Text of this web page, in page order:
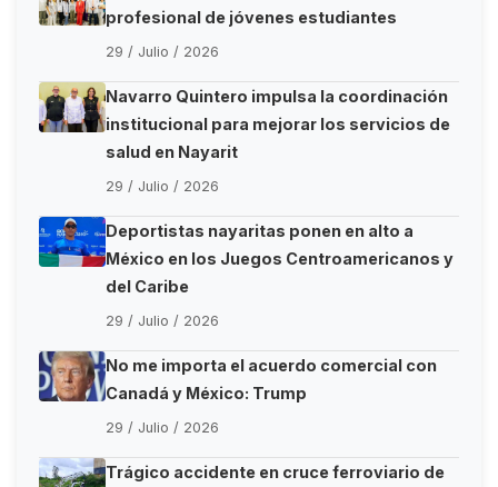
profesional de jóvenes estudiantes
29 / Julio / 2026
Navarro Quintero impulsa la coordinación
institucional para mejorar los servicios de
salud en Nayarit
29 / Julio / 2026
Deportistas nayaritas ponen en alto a
México en los Juegos Centroamericanos y
del Caribe
29 / Julio / 2026
No me importa el acuerdo comercial con
Canadá y México: Trump
29 / Julio / 2026
Trágico accidente en cruce ferroviario de